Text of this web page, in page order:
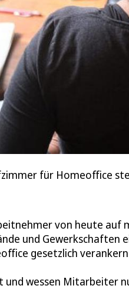
für Homeoffice
von heute
und Gewerkschaften
gesetzlich
wessen Mitarbeiter